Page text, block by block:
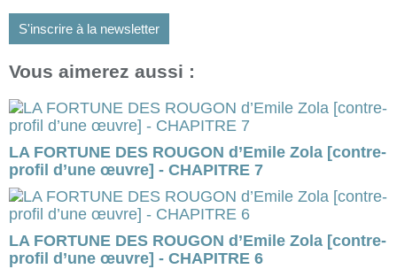
S'inscrire à la newsletter
Vous aimerez aussi :
LA FORTUNE DES ROUGON d’Emile Zola [contre-
profil d’une œuvre] - CHAPITRE 7
LA FORTUNE DES ROUGON d’Emile Zola [contre-
profil d’une œuvre] - CHAPITRE 6